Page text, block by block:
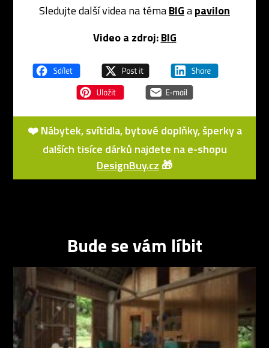
Sledujte další videa na témaBIGapavilon
Video a zdroj: BIG
❤️ Nábytek, svítidla, bytové doplňky, šperky a
dalších tisíce dárků najdete na e-shopu
DesignBuy.cz 🎁
Bude se vám líbit